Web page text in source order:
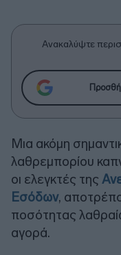
Ανακαλύψτε
Μια ακόμη
λαθρεμπορίου
οι ελεγκτές της
Εσόδων,
ποσότητας
αγορά.